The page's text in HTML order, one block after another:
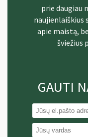
prie daugiau
naujienlaiškius
apie maistą,
šviežius
GAUTI